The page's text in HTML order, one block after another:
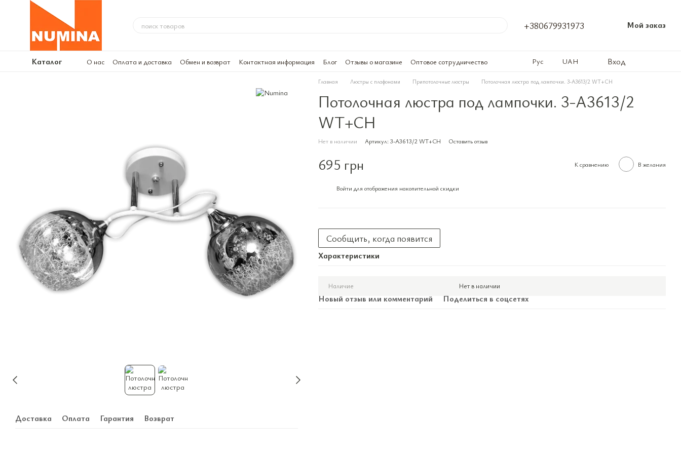
Перейти к основному контенту
+380679931973 Мой заказ
Каталог О нас Оплата и доставка Обмен и возврат Контактная информация Блог Отзывы о магазине Оптовое сотрудничество Рус UAH Вход
Доставка Оплата Гарантия Возврат
Главная Люстры с плафонами Припотолочные люстры Потолочная люстра под лампочки. 3-A3613/2 WT+CH
Потолочная люстра под лампочки. 3-A3613/2
WT+CH
Нет в наличии Артикул: 3-A3613/2 WT+CH Оставить отзыв
695 грн К сравнению В желания
Войти для отображения накопительной скидки
Сообщить, когда появится
Характеристики
Наличие Нет в наличии
Новый отзыв или комментарий Поделиться в соцсетях